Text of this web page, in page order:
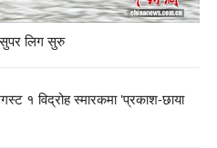
लिग सुरु
१ विद्रोह स्मारकमा 'प्रकाश-छाया